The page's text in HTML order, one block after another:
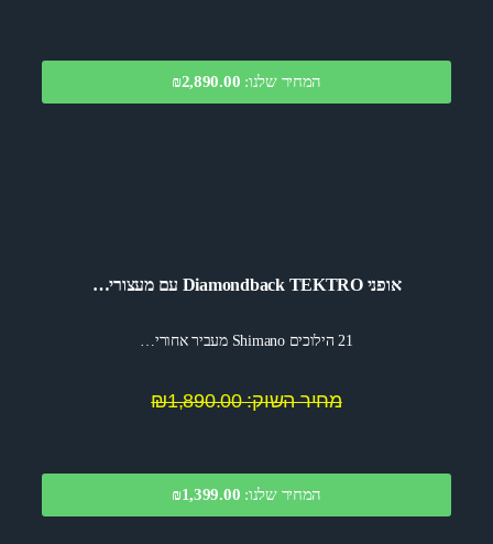
המחיר שלנו: ₪2,890.00
אופני Diamondback TEKTRO עם מעצורי…
21 הילוכים Shimano מעביר אחורי…
מחיר השוק: ₪1,890.00
המחיר שלנו: ₪1,399.00